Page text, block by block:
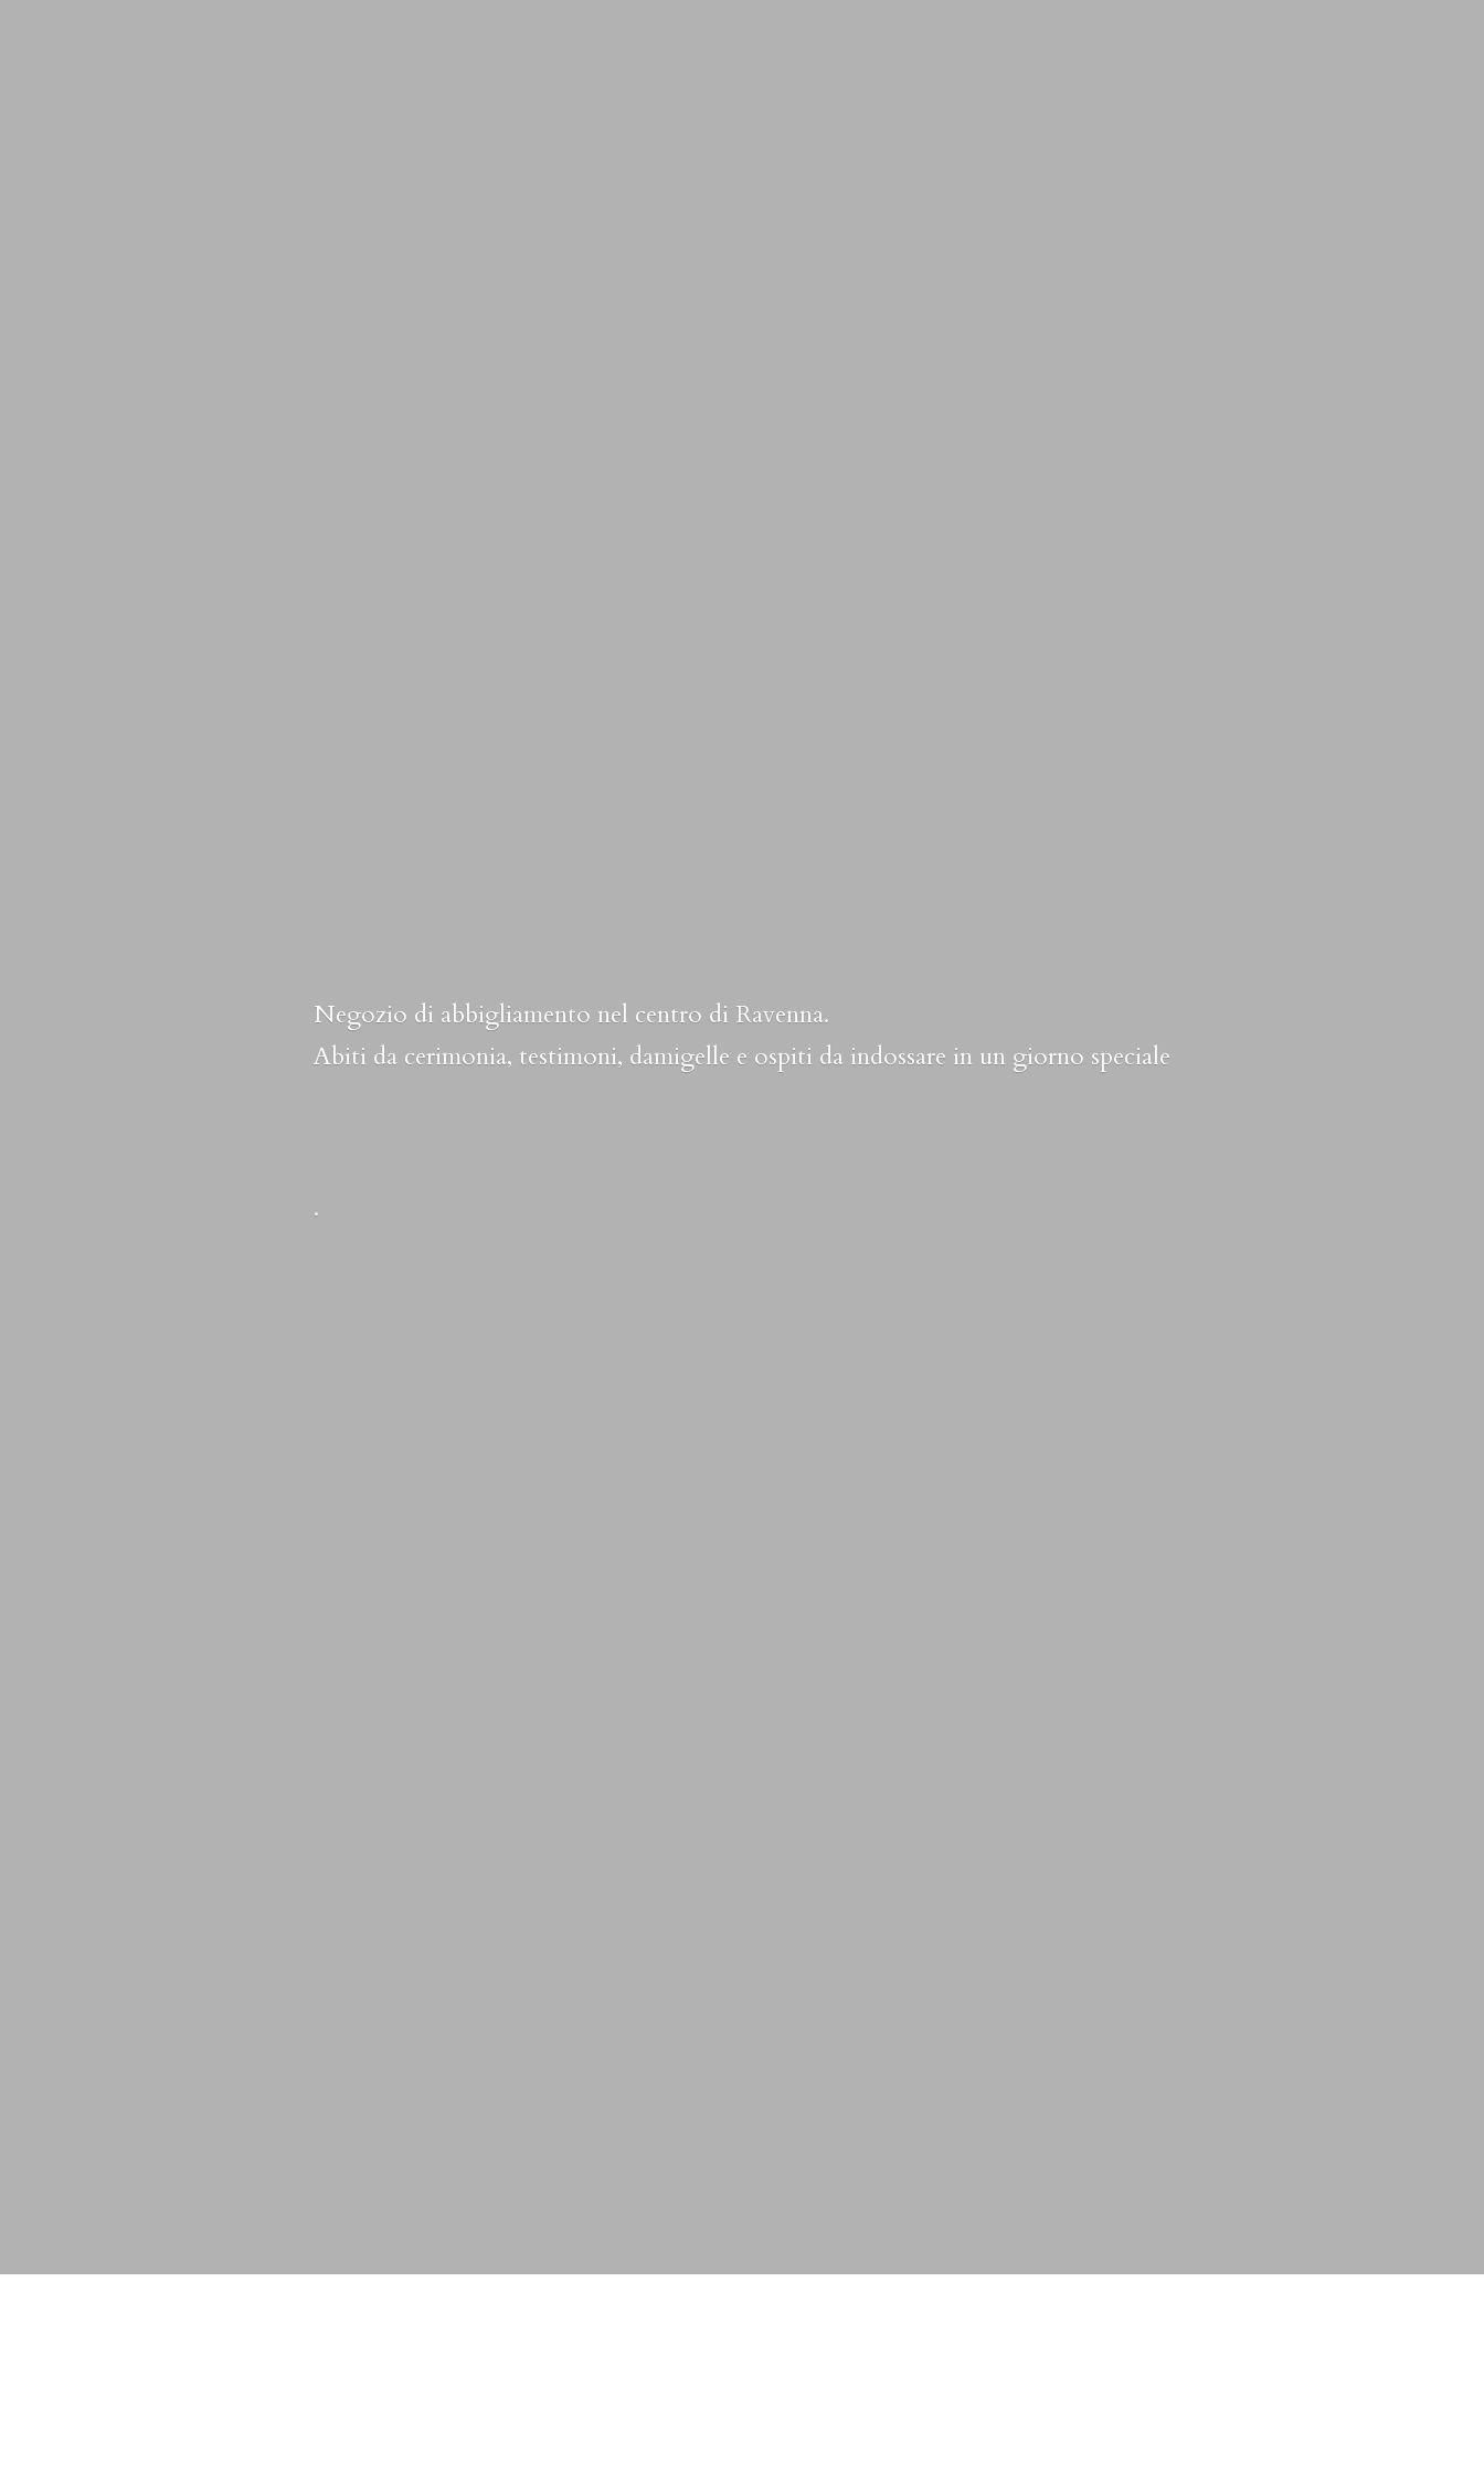
Negozio di abbigliamento nel centro di Ravenna.
Abiti da cerimonia, testimoni, damigelle e ospiti da indossare in un giorno speciale
.